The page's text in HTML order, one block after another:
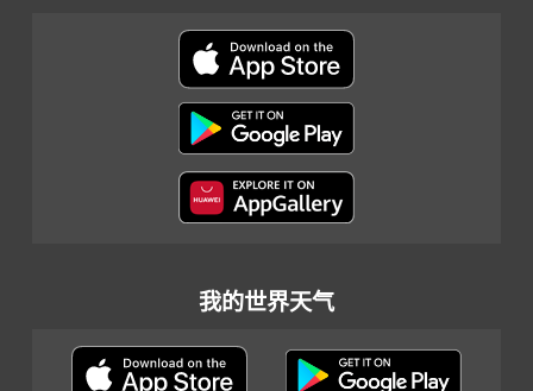
我的世界天气